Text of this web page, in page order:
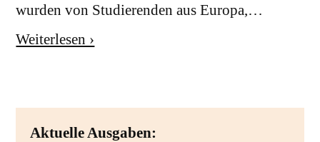
wurden von Studierenden aus Europa,…
Weiterlesen ›
Aktuelle Ausgaben: